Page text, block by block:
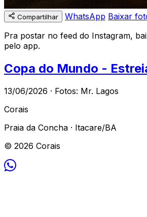
Compartilhar WhatsApp Baixar
Pra postar no feed do Instagram,
pelo app.
Copa do Mundo -
13/06/2026 · Fotos: Mr. Lagos
Corais
Praia da Concha · Itacare/BA
© 2026 Corais